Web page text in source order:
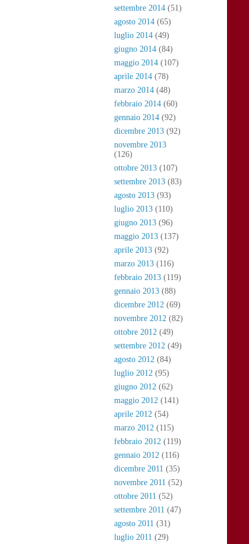
settembre 2014 (51)
agosto 2014 (65)
luglio 2014 (49)
giugno 2014 (84)
maggio 2014 (107)
aprile 2014 (78)
marzo 2014 (48)
febbraio 2014 (60)
gennaio 2014 (92)
dicembre 2013 (92)
novembre 2013
(126)
ottobre 2013 (107)
settembre 2013 (83)
agosto 2013 (93)
luglio 2013 (110)
giugno 2013 (96)
maggio 2013 (137)
aprile 2013 (92)
marzo 2013 (116)
febbraio 2013 (119)
gennaio 2013 (88)
dicembre 2012 (69)
novembre 2012 (82)
ottobre 2012 (49)
settembre 2012 (49)
agosto 2012 (84)
luglio 2012 (95)
giugno 2012 (62)
maggio 2012 (141)
aprile 2012 (54)
marzo 2012 (115)
febbraio 2012 (119)
gennaio 2012 (116)
dicembre 2011 (35)
novembre 2011 (52)
ottobre 2011 (52)
settembre 2011 (47)
agosto 2011 (31)
luglio 2011 (29)